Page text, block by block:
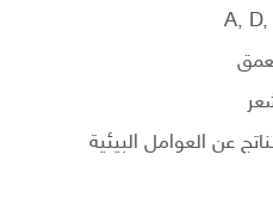
عن العوامل البيئية